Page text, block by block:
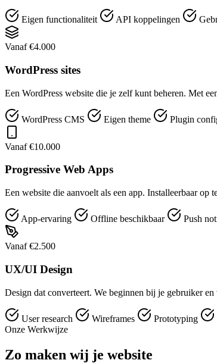
Eigen functionaliteit API koppelingen
Vanaf €4.000
WordPress sites
Een WordPress website die je zelf kunt beheren. Met
WordPress CMS Eigen theme Plugin
Vanaf €10.000
Progressive Web Apps
Een website die aanvoelt als een app. Installeerbaar
App-ervaring Offline beschikbaar Push
Vanaf €2.500
UX/UI Design
Design dat converteert. We beginnen bij je gebruiker
User research Wireframes Prototyping
Onze Werkwijze
Zo maken wij je website